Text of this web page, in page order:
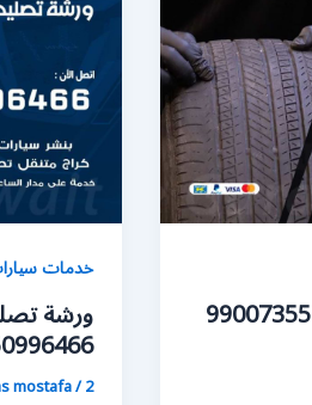
بنشر سيارات ثقيلة بالكويت 99007355
خدمات
ورشة
50996466 كراج صيانة
mostafa/2 يونيو، 2020